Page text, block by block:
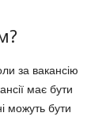
за вакансію
має бути
можуть бути